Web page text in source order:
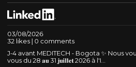
03/08/2026
32 likes | 0 comments
J-4 avant MEDITECH - Bogota ✨ Nous
vous du 28 𝐚𝐮 31 𝐣𝐮𝐢𝐥𝐥𝐞𝐭 2026 à l'I...